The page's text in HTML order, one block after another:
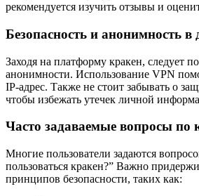
рекомендуется изучить отзывы и
Безопасность и анонимность в
Заходя на платформу кракен, следует
анонимности. Использование VPN
IP-адрес. Также не стоит забывать о
чтобы избежать утечек личной
Часто задаваемые вопросы по
Многие пользователи задаются
пользоваться кракен?” Важно
принципов безопасности, таких как: